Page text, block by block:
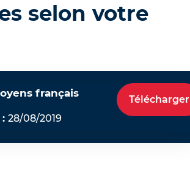
selon votre
français
: 28/08/2019
Télécharger